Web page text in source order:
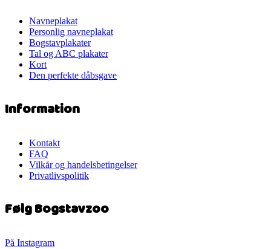
Navneplakat
Personlig navneplakat
Bogstavplakater
Tal og ABC plakater
Kort
Den perfekte dåbsgave
Information
Kontakt
FAQ
Vilkår og handelsbetingelser
Privatlivspolitik
Følg Bogstavzoo
På Instagram